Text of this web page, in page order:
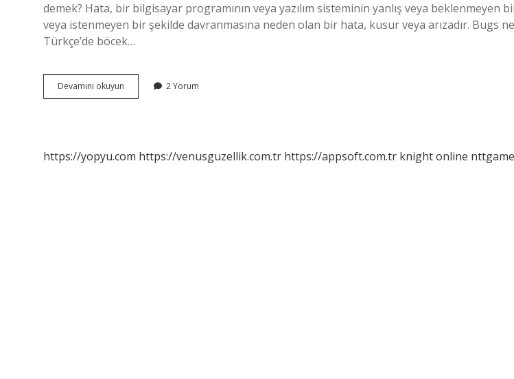
demek? Hata, bir bilgisayar programının veya yazılım sisteminin yanlış veya beklenmeyen
veya istenmeyen bir şekilde davranmasına neden olan bir hata, kusur veya arızadır. Bugs
Türkçe’de böcek…
Devamını okuyun
Hangi
2 Yorum
https://yopyu.com https://venusguzellik.com.tr https://appsoft.com.tr knight online nttgame